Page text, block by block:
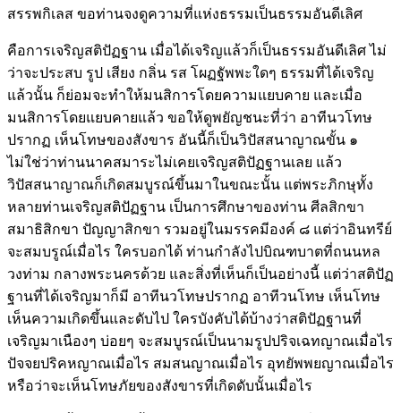
สรรพกิเลส ขอท่านจงดูความที่แห่งธรรมเป็นธรรมอันดีเลิศ
คือการเจริญสติปัฏฐาน เมื่อได้เจริญแล้วก็เป็นธรรมอันดีเลิศ ไม่
ว่าจะประสบ รูป เสียง กลิ่น รส โผฏฐัพพะใดๆ ธรรมที่ได้เจริญ
แล้วนั้น ก็ย่อมจะทำให้มนสิการโดยความแยบคาย และเมื่อ
มนสิการโดยแยบคายแล้ว ขอให้ดูพยัญชนะที่ว่า อาทีนวโทษ
ปรากฏ เห็นโทษของสังขาร อันนี้ก็เป็นวิปัสสนาญาณขั้น ๑
ไม่ใช่ว่าท่านนาคสมาระไม่เคยเจริญสติปัฏฐานเลย แล้ว
วิปัสสนาญาณก็เกิดสมบูรณ์ขึ้นมาในขณะนั้น แต่พระภิกษุทั้ง
หลายท่านเจริญสติปัฏฐาน เป็นการศึกษาของท่าน ศีลสิกขา
สมาธิสิกขา ปัญญาสิกขา รวมอยู่ในมรรคมีองค์ ๘ แต่ว่าอินทรีย์
จะสมบรูณ์เมื่อไร ใครบอกได้ ท่านกำลังไปบิณฑบาตที่ถนนหล
วงท่าม กลางพระนครด้วย และสิ่งที่เห็นก็เป็นอย่างนี้ แต่ว่าสติปัฏ
ฐานที่ได้เจริญมาก็มี อาทีนวโทษปรากฏ อาทีวนโทษ เห็นโทษ
เห็นความเกิดขึ้นและดับไป ใครบังคับได้บ้างว่าสติปัฏฐานที่
เจริญมาเนืองๆ บ่อยๆ จะสมบูรณ์เป็นนามรูปปริจเฉทญาณเมื่อไร
ปัจจยปริคหญาณเมื่อไร สมสนญาณเมื่อไร อุทยัพพยญาณเมื่อไร
หรือว่าจะเห็นโทษภัยของสังขารที่เกิดดับนั้นเมื่อไร